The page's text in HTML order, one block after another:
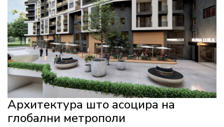
Архитектура што асоцира на
глобални метрополи